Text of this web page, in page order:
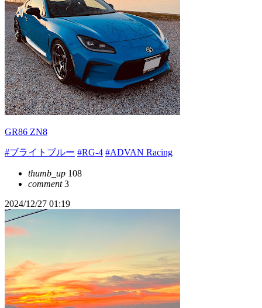
GR86 ZN8
#ブライトブルー #RG-4 #ADVAN Racing
thumb_up 108
comment3
2024/12/27 01:19